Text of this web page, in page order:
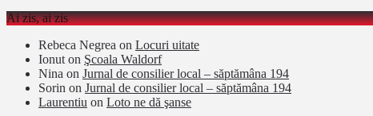
Ai zis, ai zis
Rebeca Negrea on Locuri uitate
Ionut on Şcoala Waldorf
Nina on Jurnal de consilier local – săptămâna 194
Sorin on Jurnal de consilier local – săptămâna 194
Laurentiu on Loto ne dă şanse